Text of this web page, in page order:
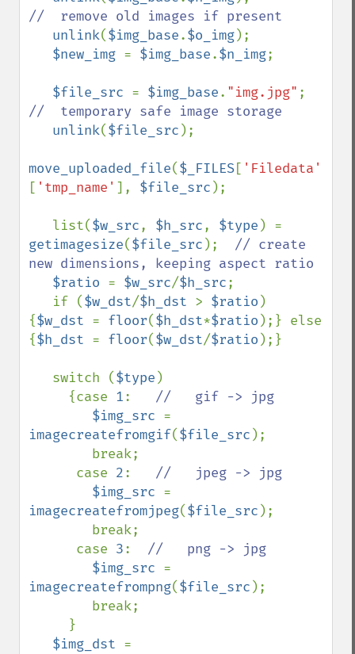
//  remove old images if present
unlink($img_base.$o_img);
$new_img = $img_base.$n_img;
$file_src = $img_base. "img.jpg"
//  temporary safe image storage
unlink($file_src );
move_uploaded_file($_FILES[ 'Filedata'
[ 'tmp_name' ], $file_src );
   list(
$w_src, $h_src, $type
getimagesize($file_src ); // create
new dimensions, keeping aspect ratio
$ratio = $w_src/$h_src;
   if (
$w_dst/$h_dst > $ratio )
{$w_dst = floor($h_dst*$ratio );} else
{$h_dst = floor($w_dst/$ratio );}
   switch (
$type )
     {case
1: //   gif -> jpg
$img_src
imagecreatefromgif($file_src );
      case
2: //   jpeg -> jpg
$img_src
imagecreatefromjpeg($file_src );
      case
3: //   png -> jpg
$img_src
imagecreatefrompng($file_src );
$img_dst